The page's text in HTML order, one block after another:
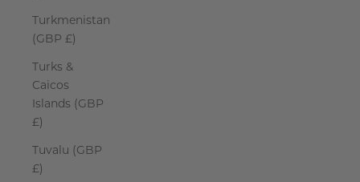
Turkmenistan
(GBP £)
Turks &
Caicos
Islands (GBP
£)
Tuvalu (GBP
£)